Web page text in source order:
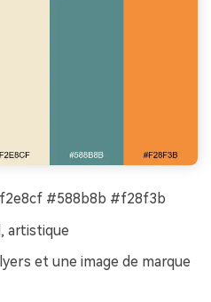
#588b8b #f28f3b
artistique
et une image de marque